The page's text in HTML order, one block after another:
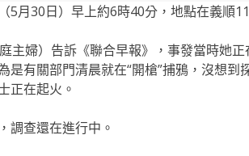
5月30日）早上約6時40分，地點在義順
主婦）告訴《聯合早報》，事發當時她
是有關部門清晨就在“開槍”捕鴉，沒想
正在起火。
調查還在進行中。